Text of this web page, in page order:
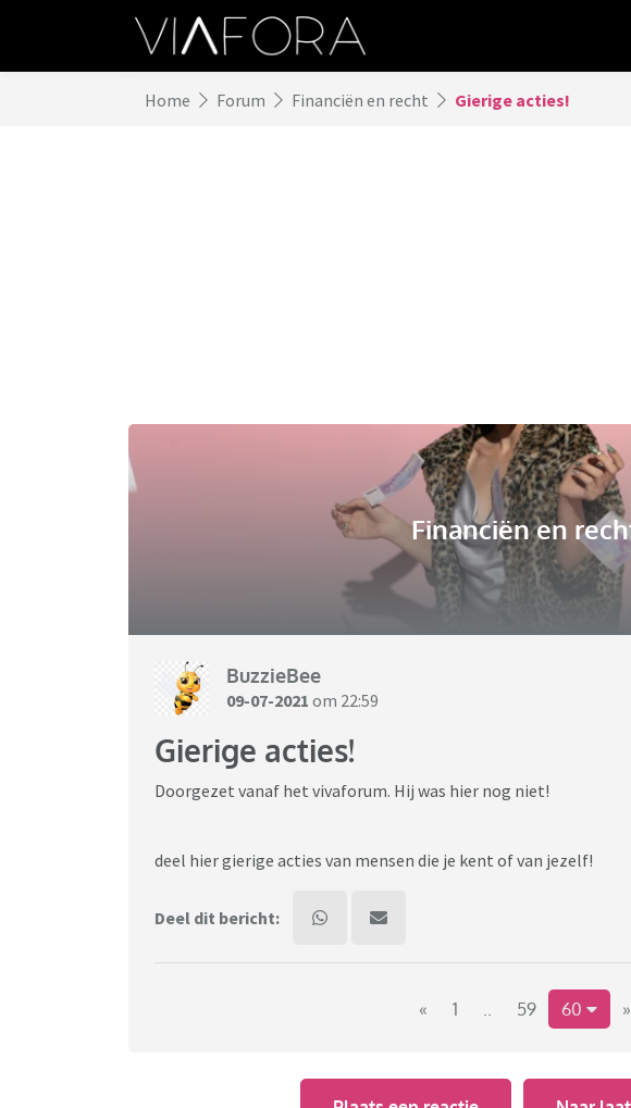
Home Forum Financiën en recht Gierige acties!
Financiën en
BuzzieBee
09-07-2021 om 22:59
Gierige acties!
Doorgezet vanaf het vivaforum. Hij was hier nog niet!
deel hier gierige acties van mensen die je kent of van jezelf!
Deel dit bericht:
« 1 .. 59 60 »